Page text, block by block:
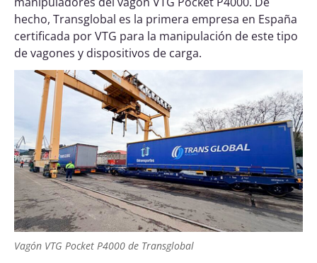
Vagón VTG Pocket P4000 de Transglobal
hecho, Transglobal es la primera empresa en España
certificada por VTG para la manipulación de este tipo
de vagones y dispositivos de carga.